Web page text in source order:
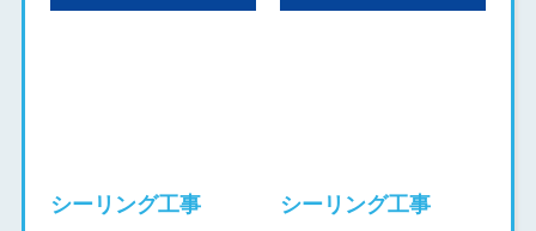
シーリング工事 シーリング工事